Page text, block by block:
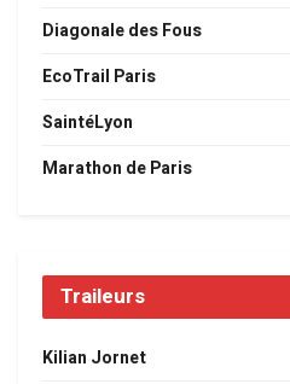
Diagonale des Fous
EcoTrail Paris
SaintéLyon
Marathon de Paris
Traileurs
Kilian Jornet